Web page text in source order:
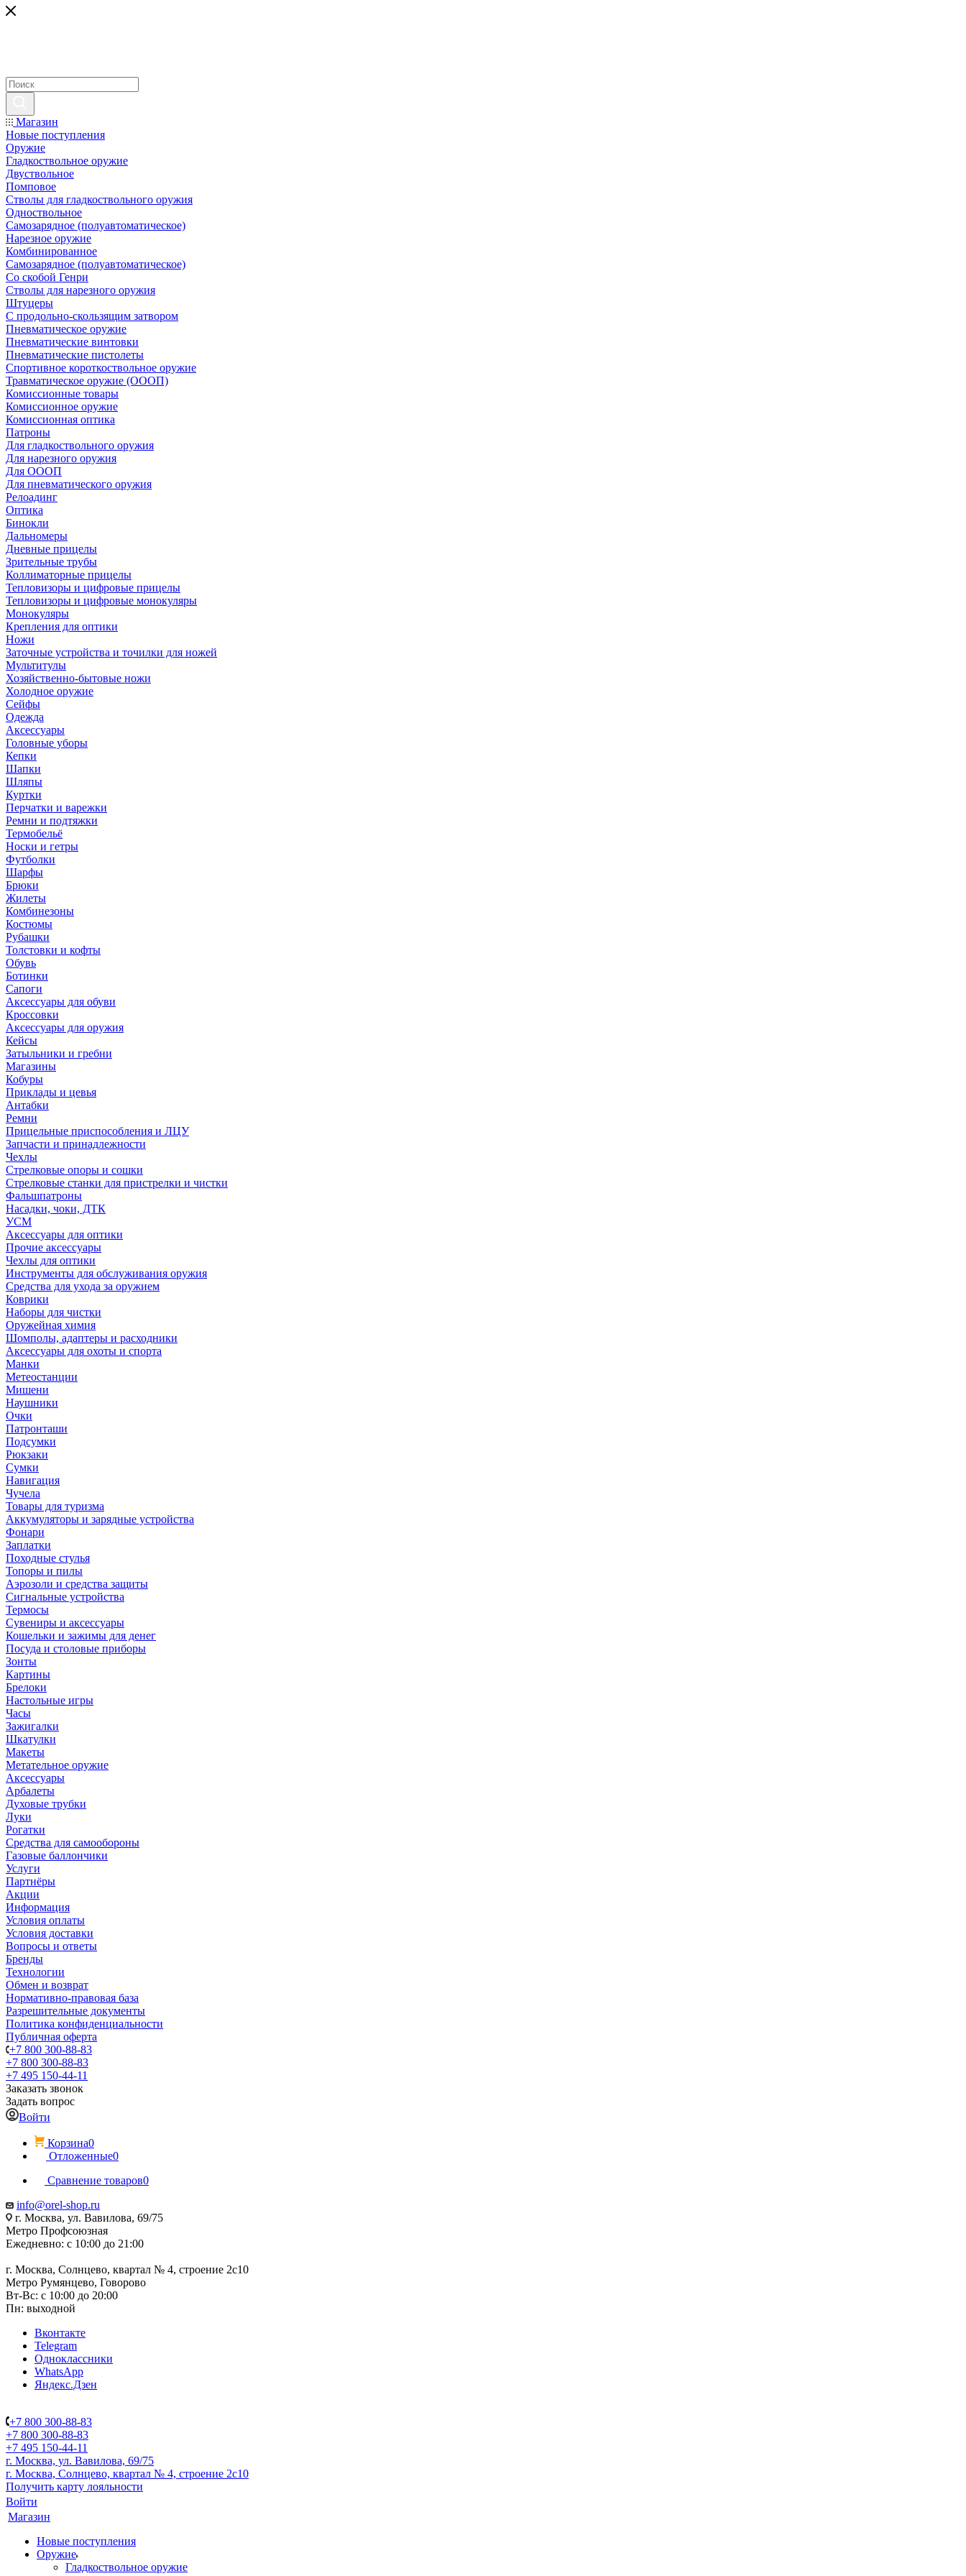
Магазин
Новые поступления
Оружие
Гладкоствольное оружие
Двуствольное
Помповое
Стволы для гладкоствольного оружия
Одноствольное
Самозарядное (полуавтоматическое)
Нарезное оружие
Комбинированное
Самозарядное (полуавтоматическое)
Со скобой Генри
Стволы для нарезного оружия
Штуцеры
С продольно-скользящим затвором
Пневматическое оружие
Пневматические винтовки
Пневматические пистолеты
Спортивное короткоствольное оружие
Травматическое оружие (ОООП)
Комиссионные товары
Комиссионное оружие
Комиссионная оптика
Патроны
Для гладкоствольного оружия
Для нарезного оружия
Для ОООП
Для пневматического оружия
Релоадинг
Оптика
Бинокли
Дальномеры
Дневные прицелы
Зрительные трубы
Коллиматорные прицелы
Тепловизоры и цифровые прицелы
Тепловизоры и цифровые монокуляры
Монокуляры
Крепления для оптики
Ножи
Заточные устройства и точилки для ножей
Мультитулы
Хозяйственно-бытовые ножи
Холодное оружие
Сейфы
Одежда
Аксессуары
Головные уборы
Кепки
Шапки
Шляпы
Куртки
Перчатки и варежки
Ремни и подтяжки
Термобельё
Носки и гетры
Футболки
Шарфы
Брюки
Жилеты
Комбинезоны
Костюмы
Рубашки
Толстовки и кофты
Обувь
Ботинки
Сапоги
Аксессуары для обуви
Кроссовки
Аксессуары для оружия
Кейсы
Затыльники и гребни
Магазины
Кобуры
Приклады и цевья
Антабки
Ремни
Прицельные приспособления и ЛЦУ
Запчасти и принадлежности
Чехлы
Стрелковые опоры и сошки
Стрелковые станки для пристрелки и чистки
Фальшпатроны
Насадки, чоки, ДТК
УСМ
Аксессуары для оптики
Прочие аксессуары
Чехлы для оптики
Инструменты для обслуживания оружия
Средства для ухода за оружием
Коврики
Наборы для чистки
Оружейная химия
Шомполы, адаптеры и расходники
Аксессуары для охоты и спорта
Манки
Метеостанции
Мишени
Наушники
Очки
Патронташи
Подсумки
Рюкзаки
Сумки
Навигация
Чучела
Товары для туризма
Аккумуляторы и зарядные устройства
Фонари
Заплатки
Походные стулья
Топоры и пилы
Аэрозоли и средства защиты
Сигнальные устройства
Термосы
Сувениры и аксессуары
Кошельки и зажимы для денег
Посуда и столовые приборы
Зонты
Картины
Брелоки
Настольные игры
Часы
Зажигалки
Шкатулки
Макеты
Метательное оружие
Аксессуары
Арбалеты
Духовые трубки
Луки
Рогатки
Средства для самообороны
Газовые баллончики
Услуги
Партнёры
Акции
Информация
Условия оплаты
Условия доставки
Вопросы и ответы
Бренды
Технологии
Обмен и возврат
Нормативно-правовая база
Разрешительные документы
Политика конфиденциальности
Публичная оферта
+7 800 300-88-83
+7 800 300-88-83
+7 495 150-44-11
Заказать звонок
Задать вопрос
Войти
Корзина0
Отложенные0
Сравнение товаров0
info@orel-shop.ru
г. Москва, ул. Вавилова, 69/75
Метро Профсоюзная
Ежедневно: с 10:00 до 21:00
г. Москва, Солнцево, квартал № 4, строение 2с10
Метро Румянцево, Говорово
Вт-Вс: с 10:00 до 20:00
Пн: выходной
Вконтакте
Telegram
Одноклассники
WhatsApp
Яндекс.Дзен
+7 800 300-88-83
+7 800 300-88-83
+7 495 150-44-11
г. Москва, ул. Вавилова, 69/75
г. Москва, Солнцево, квартал № 4, строение 2с10
Получить карту лояльности
Войти
Магазин
Новые поступления
Оружие
Гладкоствольное оружие